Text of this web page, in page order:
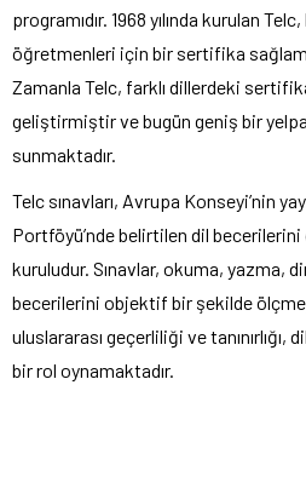
programıdır. 1968 yılında kurulan
öğretmenleri için bir sertifika
Zamanla Telc, farklı dillerdeki
geliştirmiştir ve bugün geniş bir
sunmaktadır.
Telc sınavları, Avrupa Konseyi’nin
Portföyü’nde belirtilen dil
kuruludur. Sınavlar, okuma, yazma,
becerilerini objektif bir şekilde
uluslararası geçerliliği ve
bir rol oynamaktadır.